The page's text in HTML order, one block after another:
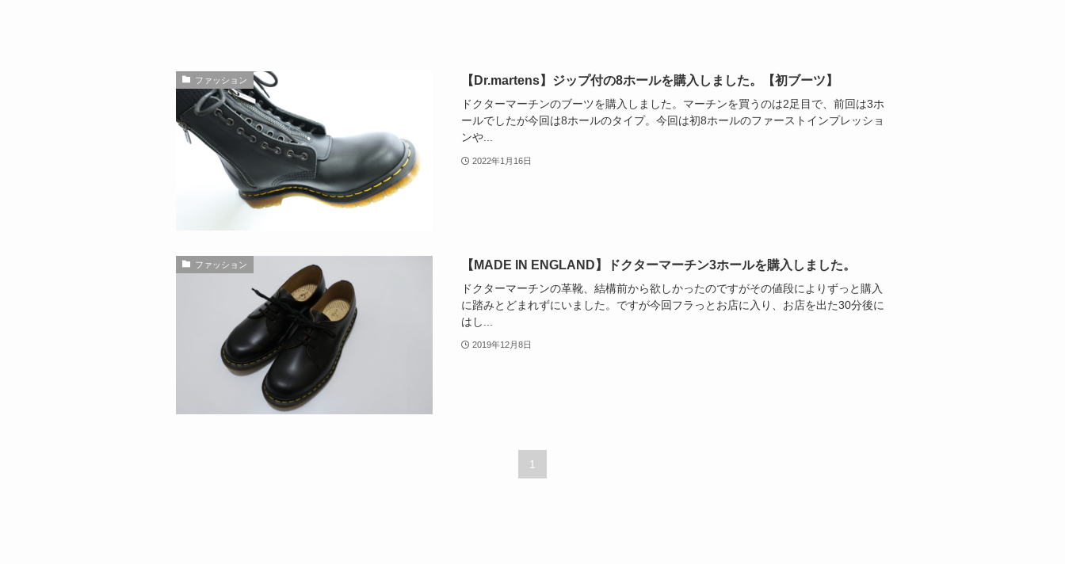
ファッション 【Dr.martens】ジップ付の8ホールを購入しました。【初ブーツ】
ドクターマーチンのブーツを購入しました。マーチンを買うのは2足目で、前回は3ホ
ールでしたが今回は8ホールのタイプ。今回は初8ホールのファーストインプレッショ
ンや...
2022年1月16日
ファッション 【MADE IN ENGLAND】ドクターマーチン3ホールを購入しました。
ドクターマーチンの革靴、結構前から欲しかったのですがその値段によりずっと購入
に踏みとどまれずにいました。ですが今回フラっとお店に入り、お店を出た30分後に
はし...
2019年12月8日
1